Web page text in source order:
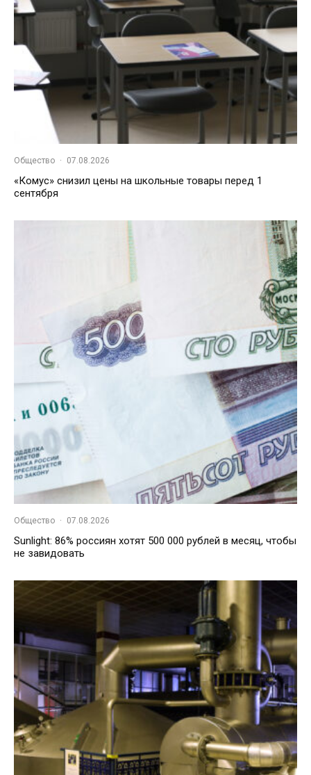
Общество · 07.08.2026
«Комус» снизил цены на школьные товары перед 1
сентября
Общество · 07.08.2026
Sunlight: 86% россиян хотят 500 000 рублей в месяц, чтобы
не завидовать